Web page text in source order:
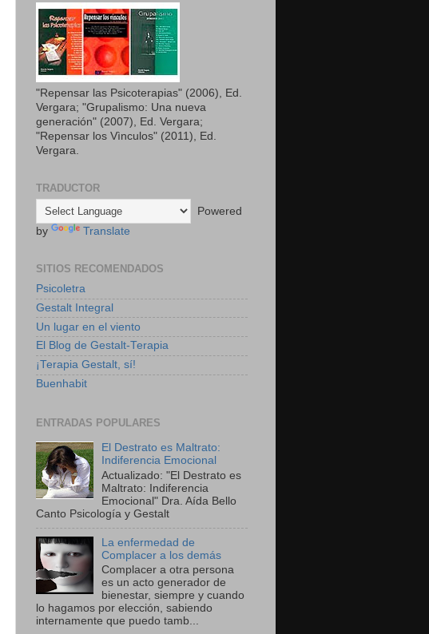
"Repensar las Psicoterapias" (2006), Ed.
Vergara; "Grupalismo: Una nueva
generación" (2007), Ed. Vergara;
"Repensar los Vìnculos" (2011), Ed.
Vergara.
TRADUCTOR
Powered
by
Translate
SITIOS RECOMENDADOS
Psicoletra
Gestalt Integral
Un lugar en el viento
El Blog de Gestalt-Terapia
¡Terapia Gestalt, sí!
Buenhabit
ENTRADAS POPULARES
El Destrato es Maltrato:
Indiferencia Emocional
Actualizado: "El Destrato es
Maltrato: Indiferencia
Emocional" Dra. Aída Bello
Canto Psicología y Gestalt
La enfermedad de
Complacer a los demás
Complacer a otra persona
es un acto generador de
bienestar, siempre y cuando
lo hagamos por elección, sabiendo
internamente que puedo tamb...